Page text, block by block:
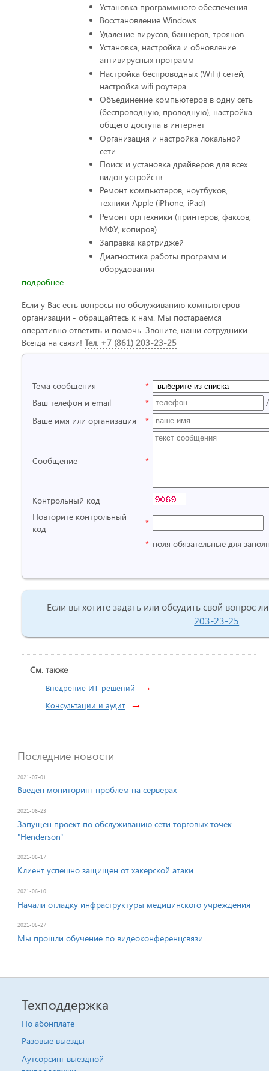
Установка программного обеспечения
Восстановление Windows
Удаление вирусов, баннеров, троянов
Установка, настройка и обновление
антивирусных программ
Настройка беспроводных (WiFi) сетей,
настройка wifi роутера
Объединение компьютеров в одну сеть
(беспроводную, проводную), настройка
общего доступа в интернет
Организация и настройка локальной
сети
Поиск и установка драйверов для всех
видов устройств
Ремонт компьютеров, ноутбуков,
техники Apple (iPhone, iPad)
Ремонт оргтехники (принтеров, факсов,
МФУ, копиров)
Заправка картриджей
Диагностика работы программ и
оборудования
подробнее
Если у Вас есть вопросы по обслуживанию компьютеров
организации - обращайтесь к нам. Мы постараемся
оперативно ответить и помочь. Звоните, наши сотрудники
Всегда на связи! Тел. +7 (861) 203-23-25
Тема сообщения *
Ваш телефон и email *
Ваше имя или организация *
Сообщение *
Контрольный код
Повторите контрольный
код
*
* поля обязательные для
Если вы хотите задать или обсудить свой вопрос
203-23-25
См. также
Внедрение ИТ-решений →
Консультации и аудит →
Последние новости
2021-07-01
Введён мониторинг проблем на серверах
2021-06-23
Запущен проект по обслуживанию сети торговых точек
"Неnderson"
2021-06-17
Клиент успешно защищен от хакерской атаки
2021-06-10
Начали отладку инфраструктуры медицинского учреждения
2021-05-27
Мы прошли обучение по видеоконференцсвязи
Техподдержка
По абонплате
Разовые выезды
Аутсорсинг выездной